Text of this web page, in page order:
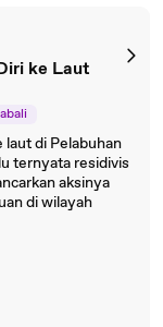
ke Laut
di Pelabuhan
ternyata residivis
aksinya
di wilayah